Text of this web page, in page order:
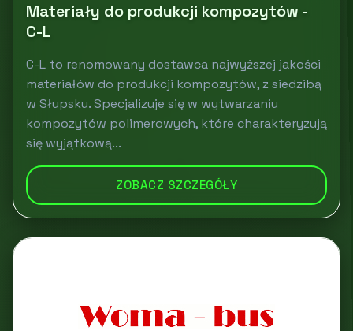
Materiały do produkcji kompozytów -
C-L
C-L to renomowany dostawca najwyższej jakości
materiałów do produkcji kompozytów, z siedzibą
w Słupsku. Specjalizuje się w wytwarzaniu
kompozytów polimerowych, które charakteryzują
się wyjątkową...
ZOBACZ SZCZEGÓŁY